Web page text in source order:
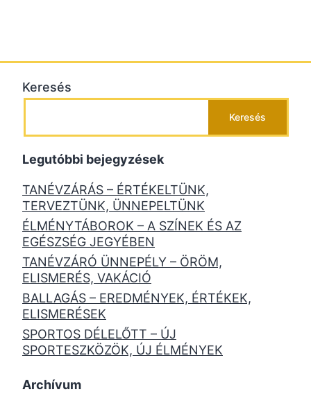
Keresés
Keresés
Legutóbbi bejegyzések
TANÉVZÁRÁS – ÉRTÉKELTÜNK,
TERVEZTÜNK, ÜNNEPELTÜNK
ÉLMÉNYTÁBOROK – A SZÍNEK ÉS AZ
EGÉSZSÉG JEGYÉBEN
TANÉVZÁRÓ ÜNNEPÉLY – ÖRÖM,
ELISMERÉS, VAKÁCIÓ
BALLAGÁS – EREDMÉNYEK, ÉRTÉKEK,
ELISMERÉSEK
SPORTOS DÉLELŐTT – ÚJ
SPORTESZKÖZÖK, ÚJ ÉLMÉNYEK
Archívum